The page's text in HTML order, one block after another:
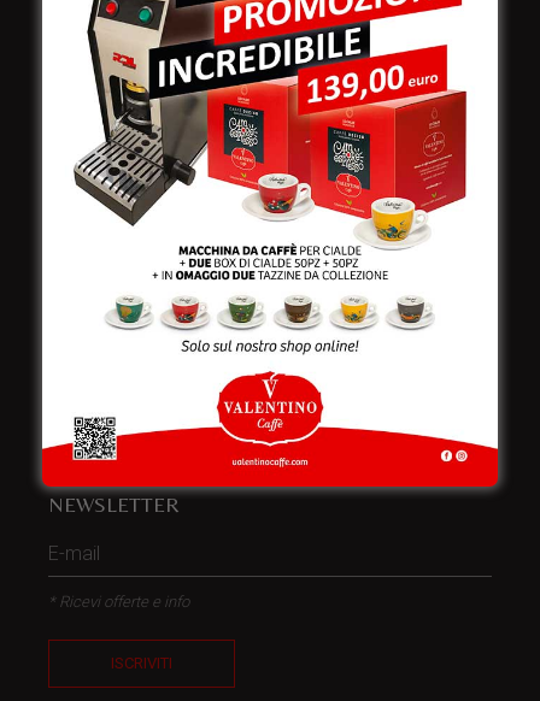
Viale Croazia 8 (Z.I.)
73100 Lecce
Telefono:+39 0832 240771
+39 0832 279866
info@valentinocaffespa.com
02583710757
NEWSLETTER
* Ricevi offerte e info
ISCRIVITI